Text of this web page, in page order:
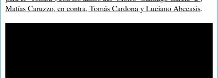
Matías Caruzzo, en contra, Tomás Cardona y Luciano Abecasis.